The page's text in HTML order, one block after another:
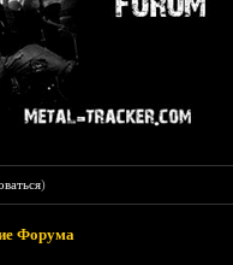
)
Форума